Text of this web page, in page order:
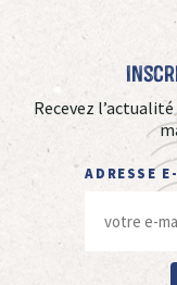
Recevez
ADRESSE